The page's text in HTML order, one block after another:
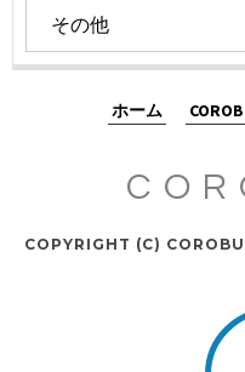
その他
ホーム
COPYRIGHT (C)